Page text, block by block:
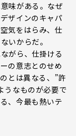
味がある。なぜ
ザインのキャパ
気をはらみ、仕
いからだ。
がら、仕掛ける
の意志とのせめ
とは異なる、”許
うなものが必要で
、今最も熱いテ